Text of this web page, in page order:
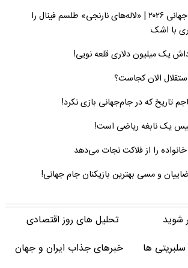
هلند در آستانه جام جهانی ۲۰۲۶ | «لاله‌های نارنجی» طلسم فینال را
با اشک
یک میلیون دلاری قلعه نویی!
الان کجاست؟
تاریخ که در جام‌جهانی بازی نکرد!
یک نابغه ریاضی است!
شوید
تحلیل های روز اقتصادی
ها
خبرهای جذاب ایران و جهان